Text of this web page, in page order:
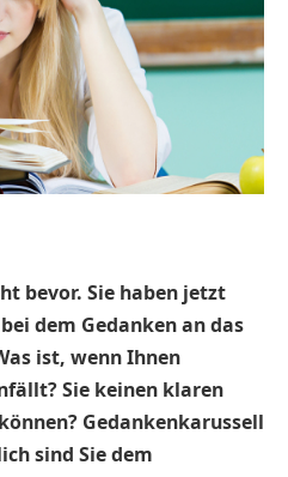
bevor. Sie haben jetzt
dem Gedanken an das
ist, wenn Ihnen
Sie keinen klaren
Gedankenkarussell
sind Sie dem